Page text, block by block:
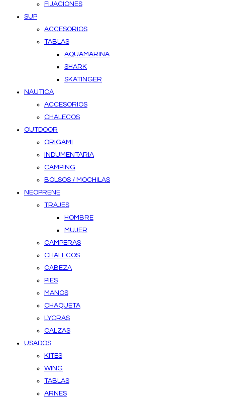
FIJACIONES
SUP
ACCESORIOS
TABLAS
AQUAMARINA
SHARK
SKATINGER
NAUTICA
ACCESORIOS
CHALECOS
OUTDOOR
ORIGAMI
INDUMENTARIA
CAMPING
BOLSOS / MOCHILAS
NEOPRENE
TRAJES
HOMBRE
MUJER
CAMPERAS
CHALECOS
CABEZA
PIES
MANOS
CHAQUETA
LYCRAS
CALZAS
USADOS
KITES
WING
TABLAS
ARNES